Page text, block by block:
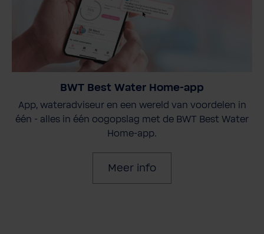
BWT Best Water Home-app
App, wateradviseur en een wereld van voordelen in
één - alles in één oogopslag met de BWT Best Water
Home-app.
Meer info